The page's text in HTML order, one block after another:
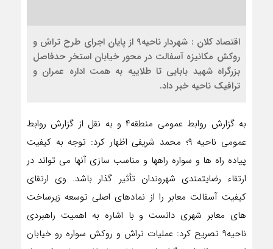
اقتصاد کلان : شهردار ناحیه۹ از پایان اجرای طرح تراش و
روکش مکانیزه آسفالت در محور خیابان استخر حدفاصل
بزرگراه شهید بابایی تا طلاییه به همت اداره عمران و
ترافیک ناحیه خبر داد.
به گزارش روابط عمومی منطقه۴ و به نقل از گزارش روابط
عمومی ناحیه ۹؛ محمد شریفی اظهار کرد: توجه به کیفیت
پیاده راه ها و سواره راهها و مناسب سازی آنها می تواند در
ارتقاء رضایتمندی شهروندان تأثیر گذار باشد. وی ارتقای
کیفیت آسفالت معابر را از نمادهای اصلی توسعه زیرساخت
های معابر شهری دانست و با اشاره به اهمیت راهبردی
ناحیه۹ تصریح کرد: عملیات تراش و روکش سواره رو خیابان